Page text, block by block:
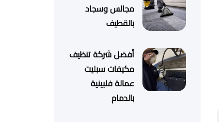
مجالس وسجاد
بالقطيف
أفضل شركة تنظيف
مكيفات سبليت
عمالة فلبينية
بالدمام